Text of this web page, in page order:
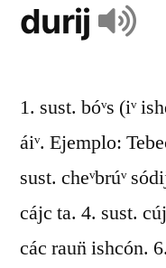
durij
1. sust. bóᵛs (iᵛ
áiᵛ. Ejemplo:
sust. cheᵛbrúᵛ
cájc ta. 4. sust.
các raun̈ ishcón.